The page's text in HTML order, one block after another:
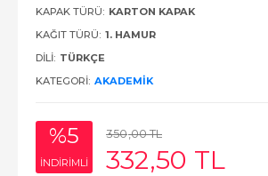
KAPAK TÜRÜ: KARTON KAPAK
KAĞIT TÜRÜ: 1. HAMUR
DILI: TÜRKÇE
KATEGORI: AKADEMIK
%5
INDIRIMLI
350,00TL
332,50 TL